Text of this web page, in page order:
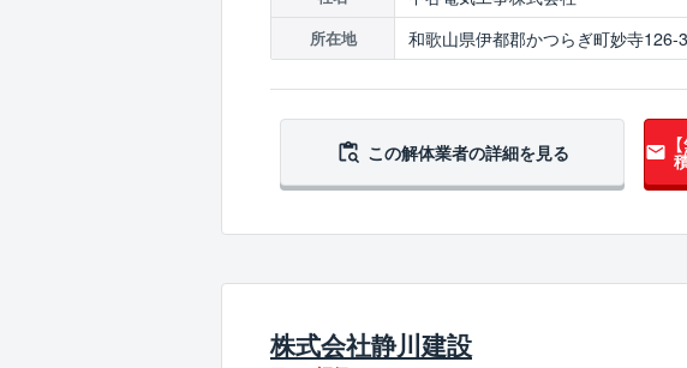
所在地 和歌山県伊都郡かつらぎ町妙寺126-
この解体業者の詳細を見る
株式会社静川建設